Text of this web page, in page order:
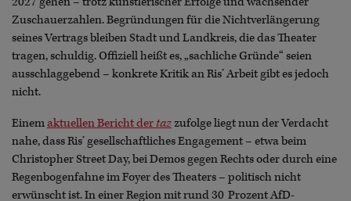
Zuschauerzahlen. Begründungen für die Nichtverlängerung
seines Vertrags bleiben Stadt und Landkreis, die das Theater
tragen, schuldig. Offiziell heißt es, „sachliche Gründe“ seien
ausschlaggebend – konkrete Kritik an Ris’ Arbeit gibt es jedoch
nicht.
Einemaktuellen Bericht der tazzufolge liegt nun der Verdacht
nahe, dass Ris’ gesellschaftliches Engagement – etwa beim
Christopher Street Day, bei Demos gegen Rechts oder durch eine
Regenbogenfahne im Foyer des Theaters – politisch nicht
erwünscht ist. In einer Region mit rund 30 Prozent AfD-